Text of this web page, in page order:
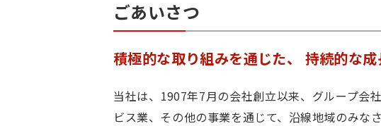
ごあいさつ
積極的な取り組みを通じた、 持続的な成
当社は、1907年7月の会社創立以来、グループ会
ビス業、その他の事業を通じて、沿線地域のみな